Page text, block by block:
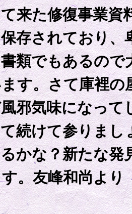
来た修復事業資
存されており、
類でもあるので
す。さて庫裡の
邪気味になって
続けて参りまし
かな？新たな発
。友峰和尚より